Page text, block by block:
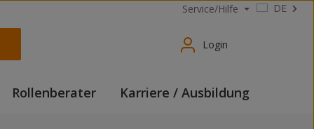
DE
Service/Hilfe
Login
Rollenberater Karriere / Ausbildung